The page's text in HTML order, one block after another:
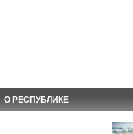
О РЕСПУБЛИКЕ